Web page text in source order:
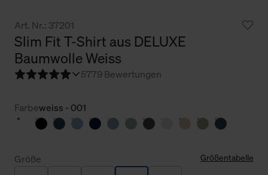
Art. Nr.: 37201
Slim Fit T-Shirt aus DELUXE
Baumwolle Weiss
5779 Bewertungen
Farbeweiss - 001
Größe Größentabelle